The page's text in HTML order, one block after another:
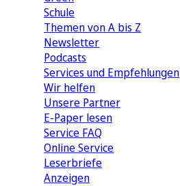
Schule
Themen von A bis Z
Newsletter
Podcasts
Services und Empfehlungen
Wir helfen
Unsere Partner
E-Paper lesen
Service FAQ
Online Service
Leserbriefe
Anzeigen